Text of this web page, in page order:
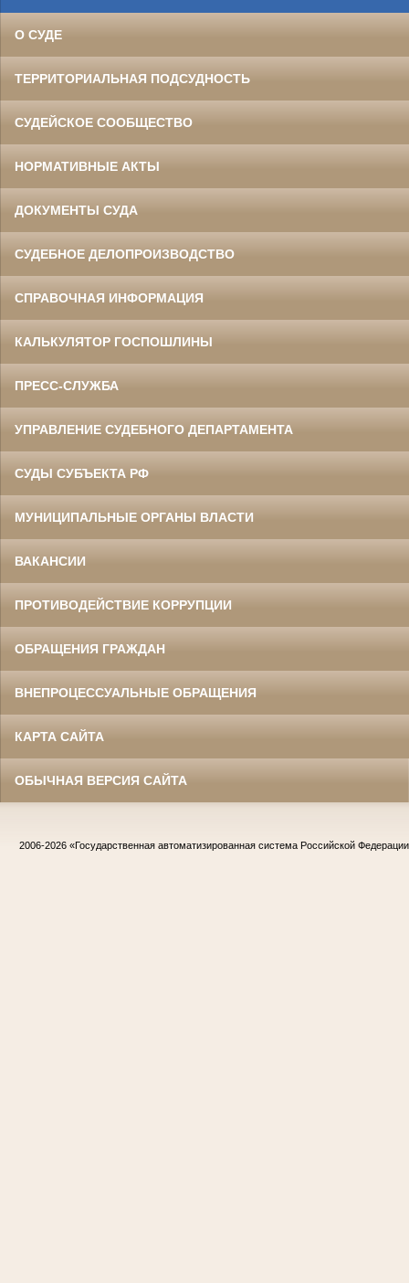
О СУДЕ
ТЕРРИТОРИАЛЬНАЯ ПОДСУДНОСТЬ
СУДЕЙСКОЕ СООБЩЕСТВО
НОРМАТИВНЫЕ АКТЫ
ДОКУМЕНТЫ СУДА
СУДЕБНОЕ ДЕЛОПРОИЗВОДСТВО
СПРАВОЧНАЯ ИНФОРМАЦИЯ
КАЛЬКУЛЯТОР ГОСПОШЛИНЫ
ПРЕСС-СЛУЖБА
УПРАВЛЕНИЕ СУДЕБНОГО ДЕПАРТАМЕНТА
СУДЫ СУБЪЕКТА РФ
МУНИЦИПАЛЬНЫЕ ОРГАНЫ ВЛАСТИ
ВАКАНСИИ
ПРОТИВОДЕЙСТВИЕ КОРРУПЦИИ
ОБРАЩЕНИЯ ГРАЖДАН
ВНЕПРОЦЕССУАЛЬНЫЕ ОБРАЩЕНИЯ
КАРТА САЙТА
ОБЫЧНАЯ ВЕРСИЯ САЙТА
2006-2026 «Государственная автоматизированная система Российской